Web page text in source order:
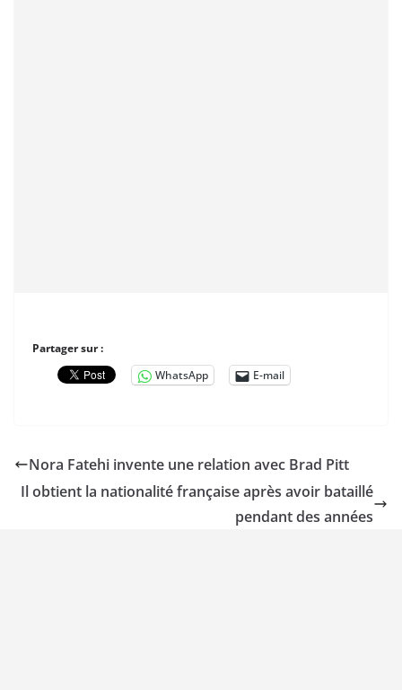
Partager sur :
WhatsApp
E-mail
Nora Fatehi invente une relation avec Brad Pitt
Il obtient la nationalité française après avoir bataillé
pendant des années